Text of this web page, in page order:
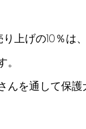
り上げの10％
んを通して保